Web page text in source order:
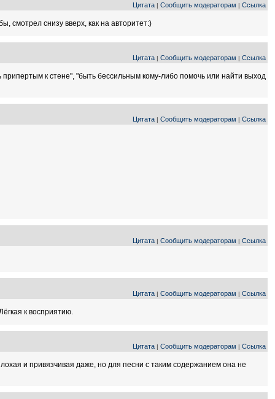
Цитата | Сообщить модераторам | Ссылка
смотрел снизу вверх, как на авторитет:)
Цитата | Сообщить модераторам | Ссылка
к стене", "быть бессильным кому-либо помочь или найти выход
Цитата | Сообщить модераторам | Ссылка
Цитата | Сообщить модераторам | Ссылка
Цитата | Сообщить модераторам | Ссылка
к восприятию.
Цитата | Сообщить модераторам | Ссылка
и привязчивая даже, но для песни с таким содержанием она не